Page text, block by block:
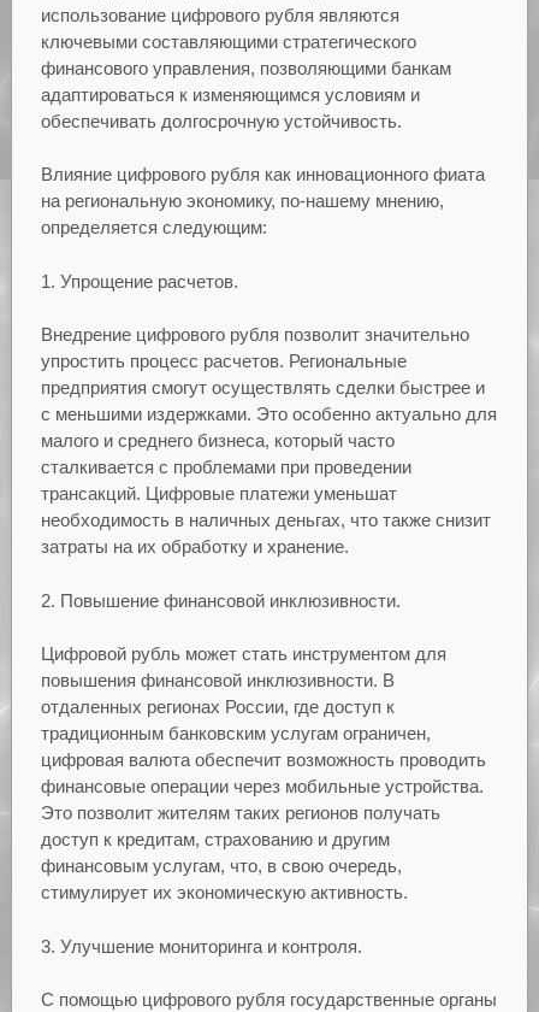
использование цифрового рубля являются
ключевыми составляющими стратегического
финансового управления, позволяющими банкам
адаптироваться к изменяющимся условиям и
обеспечивать долгосрочную устойчивость.
Влияние цифрового рубля как инновационного фиата
на региональную экономику, по-нашему мнению,
определяется следующим:
1. Упрощение расчетов.
Внедрение цифрового рубля позволит значительно
упростить процесс расчетов. Региональные
предприятия смогут осуществлять сделки быстрее и
с меньшими издержками. Это особенно актуально для
малого и среднего бизнеса, который часто
сталкивается с проблемами при проведении
трансакций. Цифровые платежи уменьшат
необходимость в наличных деньгах, что также снизит
затраты на их обработку и хранение.
2. Повышение финансовой инклюзивности.
Цифровой рубль может стать инструментом для
повышения финансовой инклюзивности. В
отдаленных регионах России, где доступ к
традиционным банковским услугам ограничен,
цифровая валюта обеспечит возможность проводить
финансовые операции через мобильные устройства.
Это позволит жителям таких регионов получать
доступ к кредитам, страхованию и другим
финансовым услугам, что, в свою очередь,
стимулирует их экономическую активность.
3. Улучшение мониторинга и контроля.
С помощью цифрового рубля государственные органы